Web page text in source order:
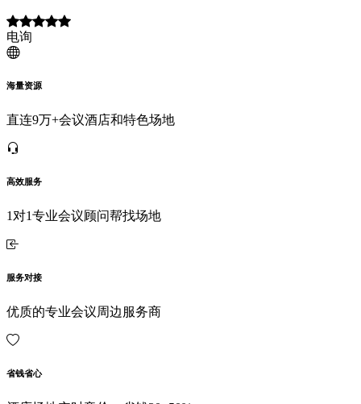
电询
海量资源
直连9万+会议酒店和特色场地
高效服务
1对1专业会议顾问帮找场地
服务对接
优质的专业会议周边服务商
省钱省心